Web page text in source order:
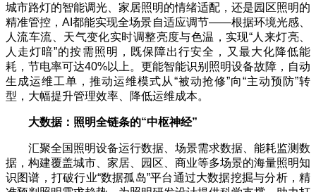
城市路灯的智能调光、家居照明的情绪适配，还是园区照明的
精准管控，AI都能实现全场景自适应调节——根据环境光感、
人流车流、天气变化实时调整亮度与色温，实现“人来灯亮、
人走灯暗”的按需照明，既保障出行安全，又最大化降低能
耗，节电率可达40%以上。更能智能识别照明设备故障，自动
生成运维工单，推动运维模式从“被动抢修”向“主动预防”转
型，大幅提升管理效率、降低运维成本。
大数据：照明全链条的“中枢神经”
汇聚全国照明设备运行数据、场景需求数据、能耗监测数
据，构建覆盖城市、家居、园区、商业等多场景的海量照明知
识图谱，打破行业“数据孤岛”平台通过大数据挖掘与分析，精